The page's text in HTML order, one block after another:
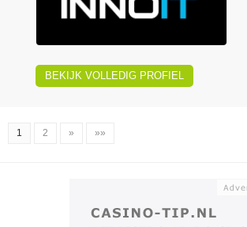
BEKIJK VOLLEDIG PROFIEL
1 2 » »»